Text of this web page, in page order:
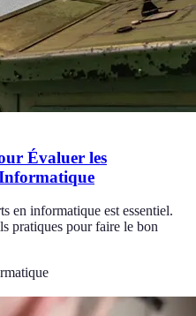
Évaluer les
en informatique est essentiel.
pratiques pour faire le bon